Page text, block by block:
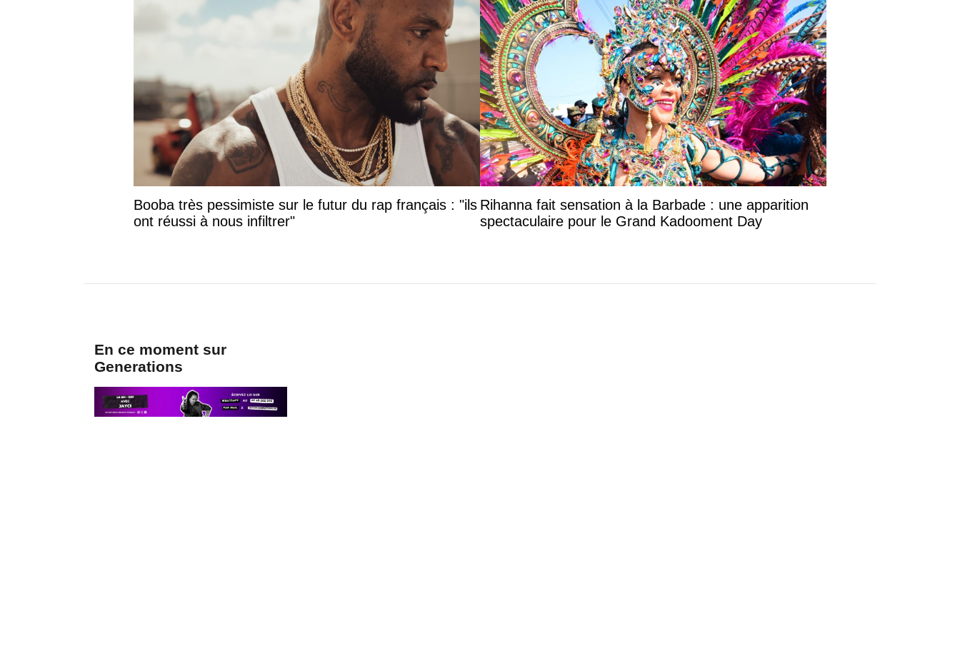
Booba très pessimiste sur le futur du rap français : "ils
ont réussi à nous infiltrer"
Rihanna fait sensation à la Barbade : une apparition
spectaculaire pour le Grand Kadooment Day
En ce moment sur
Generations